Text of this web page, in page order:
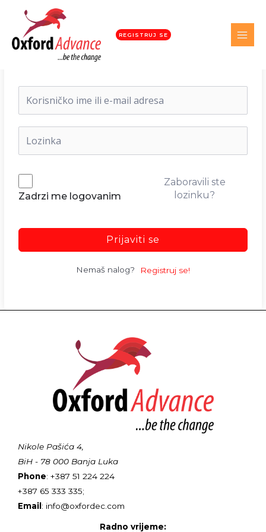
REGISTRUJ SE
Dobrodošli nazad!
Zadrzi me logovanim
Zaboravili ste
lozinku?
Prijaviti se
Nemaš nalog? Registruj se!
Nikole Pašića 4,
BiH - 78 000 Banja Luka
Phone: +387 51 224 224
+387 65 333 335;
Email: info@oxfordec.com
Radno vrijeme: